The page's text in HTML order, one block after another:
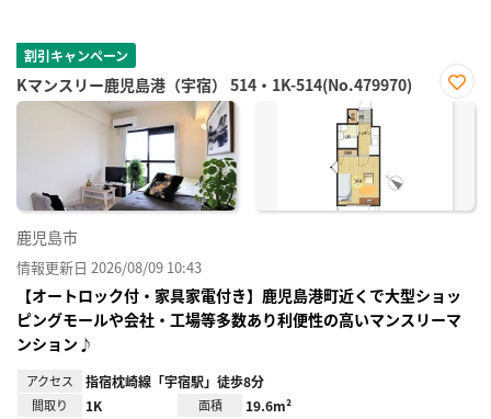
割引キャンペーン
Kマンスリー鹿児島港（宇宿） 514・1K-514(No.479970)
お気
鹿児島市
情報更新日 2026/08/09 10:43
【オートロック付・家具家電付き】鹿児島港町近くで大型ショッ
ピングモールや会社・工場等多数あり利便性の高いマンスリーマ
ンション♪
アクセス 指宿枕崎線「宇宿駅」徒歩8分
間取り 1K 面積 19.6m²